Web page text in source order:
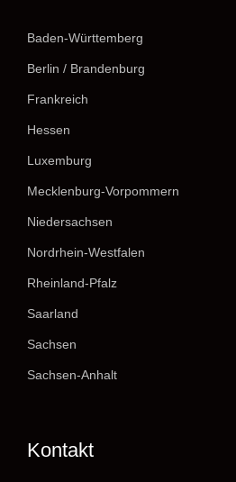
Baden-Württemberg
Berlin / Brandenburg
Frankreich
Hessen
Luxemburg
Mecklenburg-Vorpommern
Niedersachsen
Nordrhein-Westfalen
Rheinland-Pfalz
Saarland
Sachsen
Sachsen-Anhalt
Kontakt